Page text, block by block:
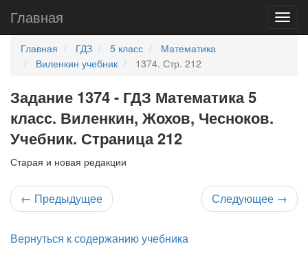
Главная
Главная ГДЗ 5 класс
Математика
Виленкин учебник
1374. Стр. 212
Задание 1374 - ГДЗ Математика 5
класс. Виленкин, Жохов, Чесноков.
Учебник. Страница 212
Старая и новая редакции
← Предыдущее Следующее →
Вернуться к содержанию учебника